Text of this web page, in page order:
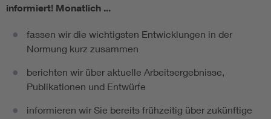
informiert! Monatlich ...
fassen wir die wichtigsten Entwicklungen in der
Normung kurz zusammen
berichten wir über aktuelle Arbeitsergebnisse,
Publikationen und Entwürfe
informieren wir Sie bereits frühzeitig über zukünftige